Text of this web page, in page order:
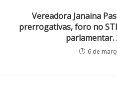
Vereadora Janaina
prerrogativas, foro no
parlamentar.
6 de